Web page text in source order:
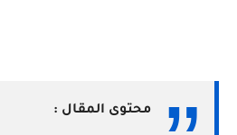
محتوى المقال :